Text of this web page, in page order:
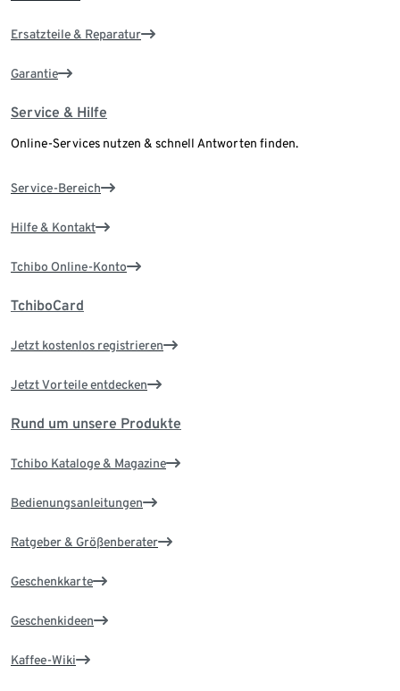
Ersatzteile & Reparatur
Garantie
Service & Hilfe
Online-Services nutzen & schnell Antworten finden.
Service-Bereich
Hilfe & Kontakt
Tchibo Online-Konto
TchiboCard
Jetzt kostenlos registrieren
Jetzt Vorteile entdecken
Rund um unsere Produkte
Tchibo Kataloge & Magazine
Bedienungsanleitungen
Ratgeber & Größenberater
Geschenkkarte
Geschenkideen
Kaffee-Wiki